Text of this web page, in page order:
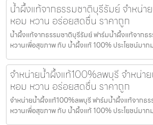
น้ำผึ้งแท้จากธรรมชาติบุรีรัมย์ จำหน่า
หอม หวาน อร่อยสดชื่น ราคาถูก
น้ำผึ้งแท้จากธรรมชาติบุรีรัมย์ ฟาร์มน้ำผึ้งแท้จากธ
หวานเพื่อสุขภาพ กับ น้ำผึ้งแท้ 100% ประโยชน์มาก
จำหน่ายน้ำผึ้งแท้100%ลพบุรี จำหน่า
หอม หวาน อร่อยสดชื่น ราคาถูก
จำหน่ายน้ำผึ้งแท้100%ลพบุรี ฟาร์มน้ำผึ้งแท้จากธร
หวานเพื่อสุขภาพ กับ น้ำผึ้งแท้ 100% ประโยชน์มาก